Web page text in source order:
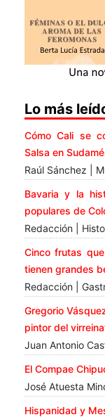
Lo más
Cómo Cali se
Salsa en
Raúl Sánchez |
Bavaria y la
populares de
Redacción |
Cinco frutas
tienen grandes
Redacción |
Gregorio
pintor del
Juan Antonio
El Compae
José Atuesta
Hispanidad y